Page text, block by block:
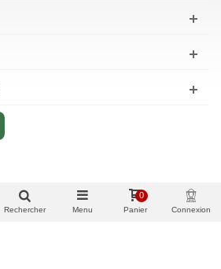
Rechercher Menu Panier
0
Connexion